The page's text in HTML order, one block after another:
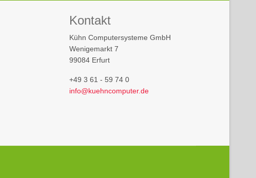
Kontakt
Kühn Computersysteme GmbH
Wenigemarkt 7
99084 Erfurt
+49 3 61 - 59 74 0
info@kuehncomputer.de